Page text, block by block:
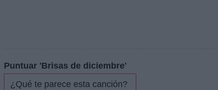
Puntuar 'Brisas de diciembre'
¿Qué te parece esta canción?